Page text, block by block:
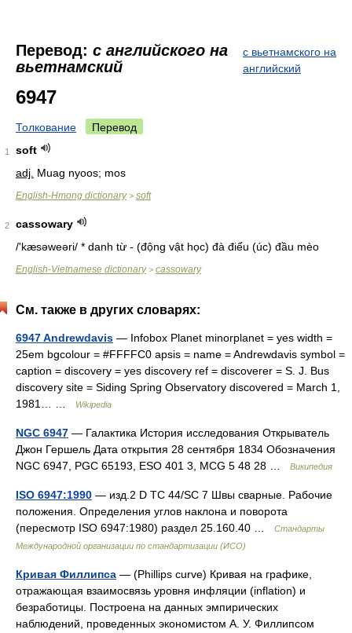
Перевод: с английского на
вьетнамский
с вьетнамского на
английский
6947
Толкование Перевод
1
soft
adj. Muag nyoos; mos
English-Hmong dictionary> soft
2
cassowary
/'kæsəweəri/ * danh từ - (động vật học) đà điểu (úc) đầu mèo
English-Vietnamese dictionary> cassowary
См. также в других словарях:
6947 Andrewdavis — Infobox Planet minorplanet = yes width =
25em bgcolour = #FFFFC0 apsis = name = Andrewdavis symbol =
caption = discovery = yes discovery ref = discoverer = S. J. Bus
discovery site = Siding Spring Observatory discovered = March 1,
1981… …
Wikipedia
NGC 6947 — Галактика История исследования Открыватель
Джон Гершель Дата открытия 28 сентября 1834 Обозначения
NGC 6947, PGC 65193, ESO 401 3, MCG 5 48 28 …
Википедия
ISO 6947:1990 — изд.2 D TC 44/SC 7 Швы сварные. Рабочие
положения. Определения углов наклона и поворота
(пересмотр ISO 6947:1980) раздел 25.160.40 …
Стандарты
Международной организации по стандартизации (ИСО)
Кривая Филлипса — (Phillips curve) Кривая на графике,
отражающая взаимосвязь уровня инфляции (inflation) и
безработицы. Построена на данных эмпирических
наблюдений, проведенных экономистом А. У. Филлипсом